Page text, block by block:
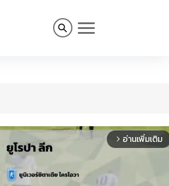
arrow_forward_ios อ่านเพิ่มเติม